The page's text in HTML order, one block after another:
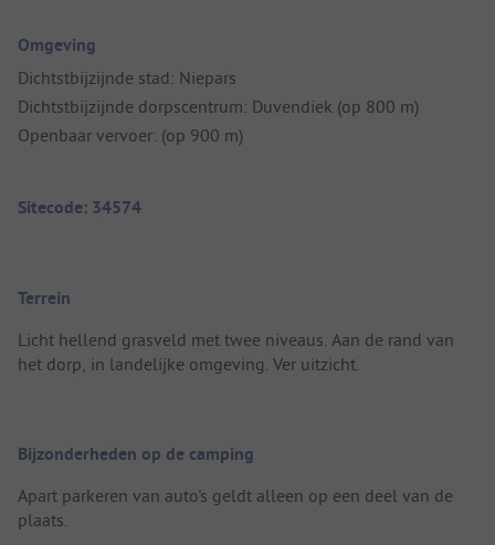
Omgeving
Dichtstbijzijnde stad: Niepars
Dichtstbijzijnde dorpscentrum: Duvendiek (op 800 m)
Openbaar vervoer: (op 900 m)
Sitecode: 34574
Terrein
Licht hellend grasveld met twee niveaus. Aan de rand van
het dorp, in landelijke omgeving. Ver uitzicht.
Bijzonderheden op de camping
Apart parkeren van auto's geldt alleen op een deel van de
plaats.